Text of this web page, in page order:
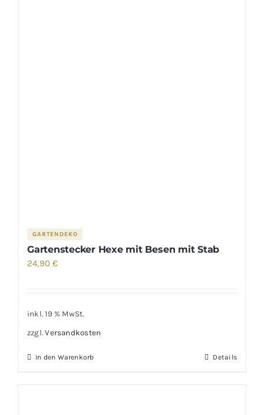
GARTENDEKO
Gartenstecker Hexe mit Besen mit Stab
24,90€
inkl. 19 % MwSt.
zzgl.Versandkosten
In den Warenkorb Details